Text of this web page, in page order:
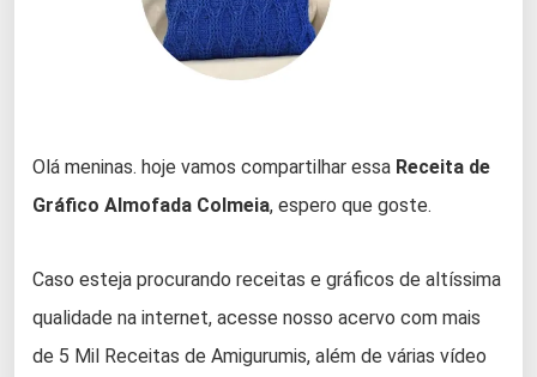
Olá meninas. hoje vamos compartilhar essa Receita de
Gráfico Almofada Colmeia, espero que goste.
Caso esteja procurando receitas e gráficos de altíssima
qualidade na internet, acesse nosso acervo com mais
de 5 Mil Receitas de Amigurumis, além de várias vídeo